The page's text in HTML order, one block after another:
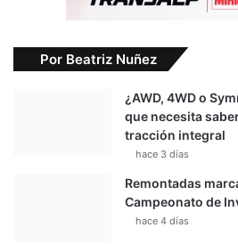
Por Beatriz Nuñez
¿AWD, 4WD o
que necesita
tracción integral
hace 3 días
Remontadas
Campeonato de
hace 4 días